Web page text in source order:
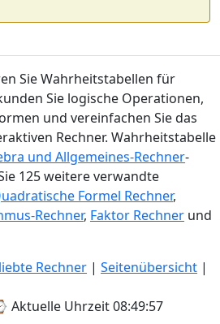
Sie Wahrheitstabellen für
Sie logische Operationen,
und vereinfachen Sie das
Rechner. Wahrheitstabelle
und Allgemeines-Rechner-
125 weitere verwandte
Formel Rechner,
Rechner, Faktor Rechner und
Rechner | Seitenübersicht |
Aktuelle Uhrzeit 08:49:57